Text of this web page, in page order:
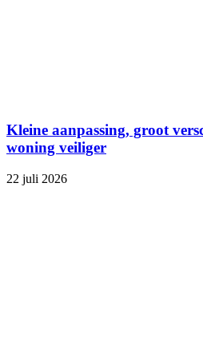
Kleine aanpassing, groot
woning veiliger
22 juli 2026